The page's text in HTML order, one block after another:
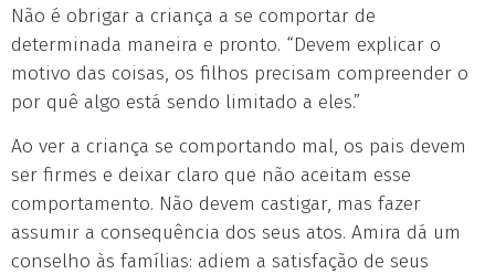
Não é obrigar a criança a se comportar de
determinada maneira e pronto. “Devem explicar o
motivo das coisas, os filhos precisam compreender o
por quê algo está sendo limitado a eles.”
Ao ver a criança se comportando mal, os pais devem
ser firmes e deixar claro que não aceitam esse
comportamento. Não devem castigar, mas fazer
assumir a consequência dos seus atos. Amira dá um
conselho às famílias: adiem a satisfação de seus